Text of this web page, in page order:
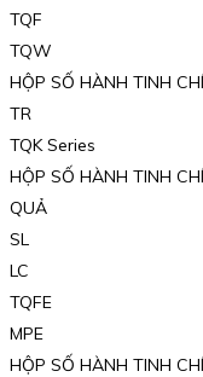
TQF
TQW
HỘP SỐ HÀNH TINH
TR
TQK Series
HỘP SỐ HÀNH TINH
QUẢ
SL
LC
TQFE
MPE
HỘP SỐ HÀNH TINH